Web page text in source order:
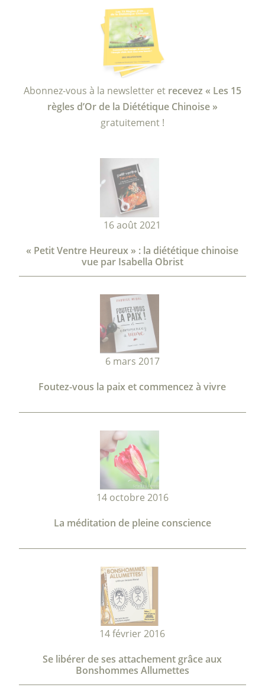
Abonnez-vous à la newsletter et recevez « Les 15
règles d’Or de la Diététique Chinoise »
gratuitement !
16 août 2021
« Petit Ventre Heureux » : la diététique chinoise
vue par Isabella Obrist
6 mars 2017
Foutez-vous la paix et commencez à vivre
14 octobre 2016
La méditation de pleine conscience
14 février 2016
Se libérer de ses attachement grâce aux
Bonshommes Allumettes